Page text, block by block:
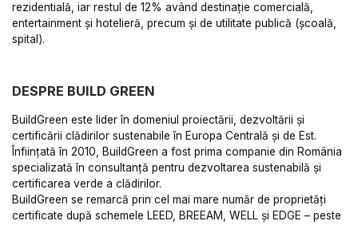
rezidentială, iar restul de 12% având destinație comercială,
entertainment și hotelieră, precum și de utilitate publică (școală,
spital).
DESPRE BUILD GREEN
BuildGreen este lider în domeniul proiectării, dezvoltării și
certificării clădirilor sustenabile în Europa Centrală și de Est.
Înființată în 2010, BuildGreen a fost prima companie din România
specializată în consultanță pentru dezvoltarea sustenabilă și
certificarea verde a clădirilor.
BuildGreen se remarcă prin cel mai mare număr de proprietăți
certificate după schemele LEED, BREEAM, WELL și EDGE – peste